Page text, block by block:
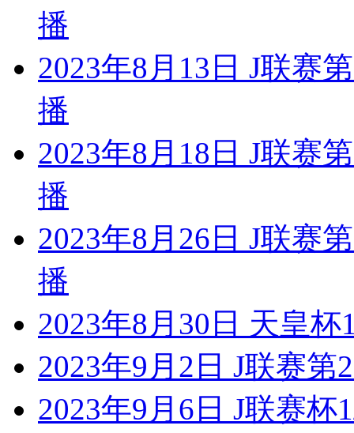
播
2023年8月13日 J联赛
播
2023年8月18日 J联赛
播
2023年8月26日 J联赛
播
2023年8月30日 天皇
2023年9月2日 J联赛
2023年9月6日 J联赛